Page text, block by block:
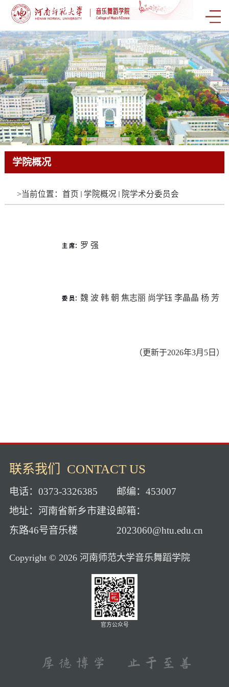
学院概况
学院概况
学院概况
学院概况
学院概况
学院概况
学院概况
学院概况
学院概况
学院概况
学院概况
学院概况
学院概况
学院概况
学院概况
学院概况
学院概况
学院概况
学院概况
学院概况
学院概况
学院概况
学院概况
学院概况